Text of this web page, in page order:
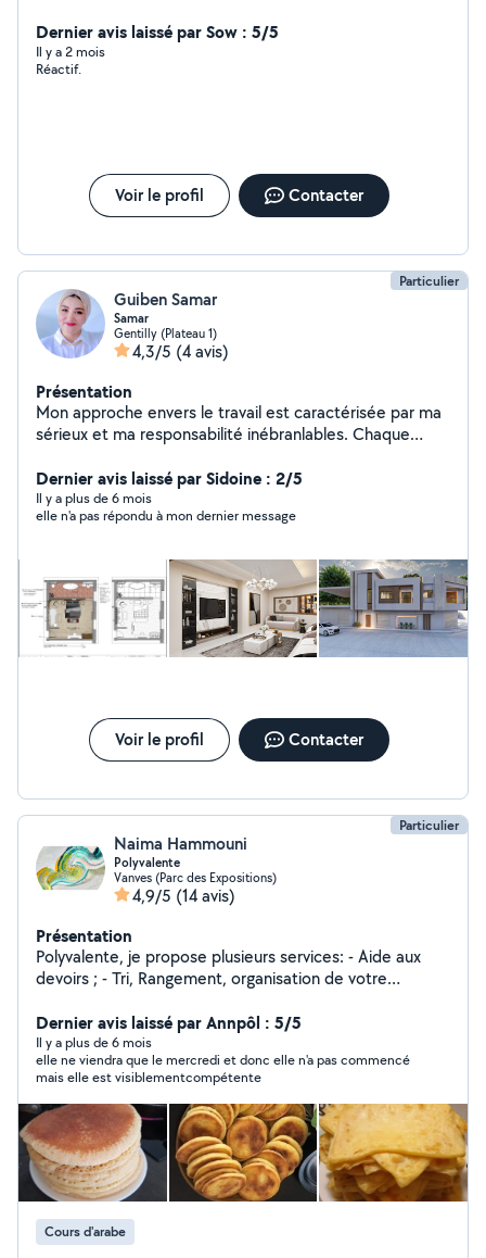
Dernier avis laissé par Sow : 5/5
Il y a 2 mois
Réactif.
Voir le profil Contacter
Particulier
Guiben Samar
Samar
Gentilly (Plateau 1)
4,3/5 (4 avis)
Présentation
Mon approche envers le travail est caractérisée par ma
sérieux et ma responsabilité inébranlables. Chaque
attention et le dévouement nécessaires pour atteindre
des résultats exceptionnels. Ma patience est ma force,
me permettant de persévérer même dans les situations
à apporter ces qualités fondamentales avec moi, créant
ainsi un environnement de travail positif et productif.
Mon objectif est d'apporter une contribution
significative, tout en cultivant des relations
professionnelles solides et durables.
Dernier avis laissé par Sidoine : 2/5
Il y a plus de 6 mois
elle n'a pas répondu à mon dernier message
Voir le profil Contacter
Particulier
Naima Hammouni
Polyvalente
Vanves (Parc des Expositions)
4,9/5 (14 avis)
Présentation
Polyvalente, je propose plusieurs services: - Aide aux
devoirs ; - Tri, Rangement, organisation de votre
semaine; - Organisation administrative ; - Coiffure pour
personnes âgées ( brushing- Teinte - coupe/ égalisation
) /bonne expérience une première séance d'essai à 10
euros seulement
Dernier avis laissé par Annpôl : 5/5
Il y a plus de 6 mois
elle ne viendra que le mercredi et donc elle n'a pas commencé
mais elle est visiblementcompétente
Cours d'arabe